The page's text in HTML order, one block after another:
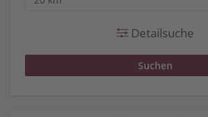
Detailsuche